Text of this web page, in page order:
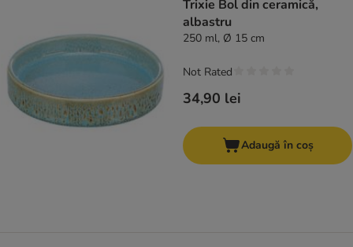
Trixie Bol din ceramică,
albastru
250 ml, Ø 15 cm
34,90 lei
Not Rated
Adaugă în coș